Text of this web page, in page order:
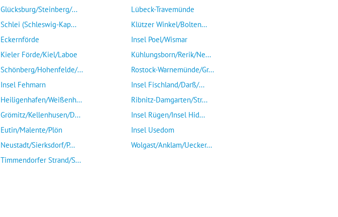
Glücksburg/Steinberg/...
Schlei (Schleswig-Kap...
Eckernförde
Kieler Förde/Kiel/Laboe
Schönberg/Hohenfelde/...
Insel Fehmarn
Heiligenhafen/Weißenh...
Grömitz/Kellenhusen/D...
Eutin/Malente/Plön
Neustadt/Sierksdorf/P...
Timmendorfer Strand/S...
Lübeck-Travemünde
Klützer Winkel/Bolten...
Insel Poel/Wismar
Kühlungsborn/Rerik/Ne...
Rostock-Warnemünde/Gr...
Insel Fischland/Darß/...
Ribnitz-Damgarten/Str...
Insel Rügen/Insel Hid...
Insel Usedom
Wolgast/Anklam/Uecker...